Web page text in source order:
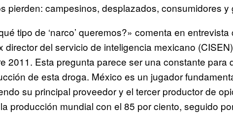
pierden: campesinos, desplazados, consumidores y
tipo de ‘narco’ queremos?» comenta en
director del servicio de inteligencia mexicano
2011. Esta pregunta parece ser una constante para
de esta droga. México es un jugador
su principal proveedor y el tercer productor de
producción mundial con el 85 por ciento, seguido